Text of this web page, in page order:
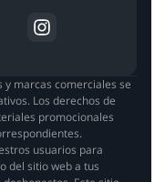
y marcas comerciales se
Los derechos de
promocionales
usuarios para
del sitio web a tus